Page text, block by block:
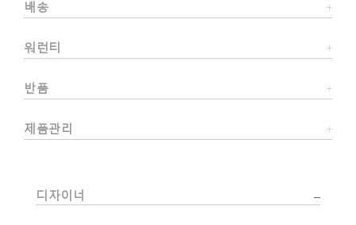
배송
워런티
반품
제품관리
디자이너